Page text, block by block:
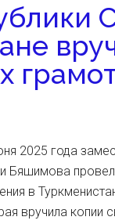
2025 года
Бяшимова
в
вручила копии